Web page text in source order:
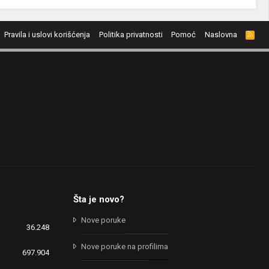
Pravila i uslovi korišćenja Politika privatnosti Pomoć Naslovna
R
S
S
36.248
697.904
Šta je novo?
Nove poruke
Nove poruke na profilima